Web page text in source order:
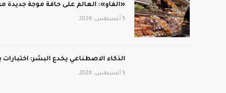
«الفاو»: العالم على حافة موجة جديدة
5 أغسطس، 2026
الذكاء الاصطناعي يخدع البشر:
5 أغسطس، 2026